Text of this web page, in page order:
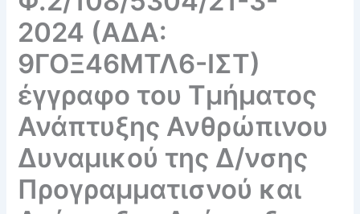
2024 (ΑΔΑ:
9ΓΟΞ46ΜΤΛ6-ΙΣΤ)
έγγραφο του Τμήματος
Ανάπτυξης Ανθρώπινου
Δυναμικού της Δ/νσης
Προγραμματισνού και